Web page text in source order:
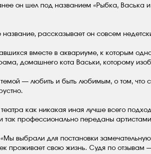
он шел под названием «Рыбка, Васька
название, рассказывает он совсем
вместе в аквариуме, к которым
домашнего кота Васьки, которому
— любить и быть любимым, о том, что
как никакая иная лучше всего
так профессионально переданы
выбрали для постановки
проживает свою жизнь. Судя по отзывам